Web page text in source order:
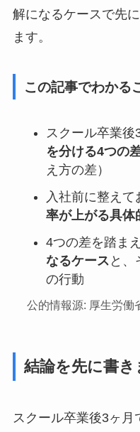
解になるケースで先
ます。
この記事でわかる
スクール卒業後
を分ける4つの
え方の差）
入社前に整え
率が上がる具体
4つの差を踏ま
なるケース と、
の行動
公的情報源: 厚生労働
結論を先に書き
スクール卒業後3ヶ月